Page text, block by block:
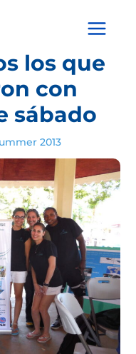
Main
los que
con
sábado
2013